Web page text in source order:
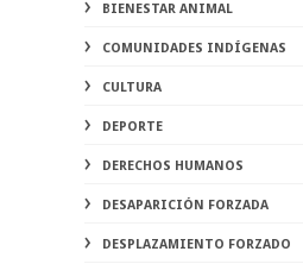
BIENESTAR ANIMAL
COMUNIDADES INDÍGENAS
CULTURA
DEPORTE
DERECHOS HUMANOS
DESAPARICIÓN FORZADA
DESPLAZAMIENTO FORZADO